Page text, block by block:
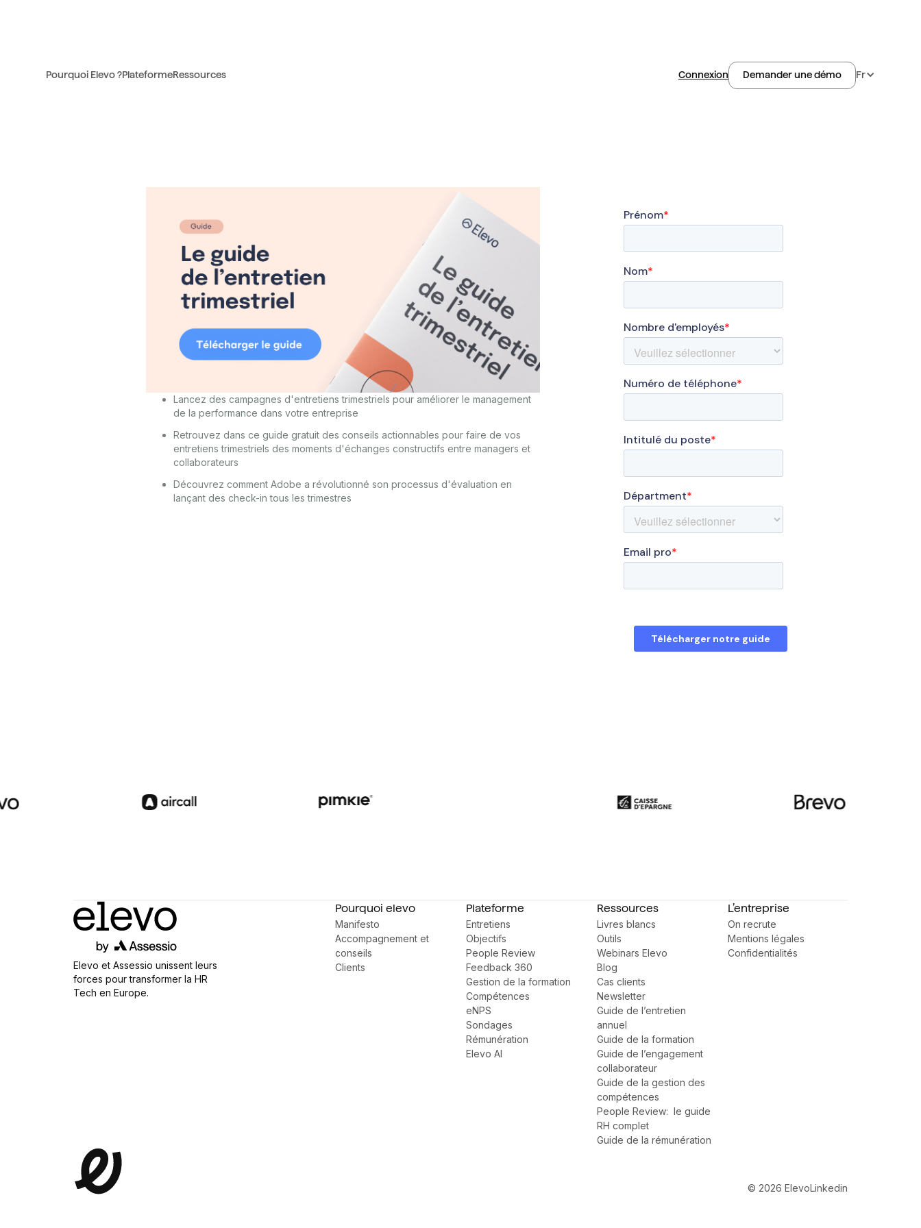
Pourquoi Elevo ?PlateformeRessources Connexion Demander une démo Fr
Lancez des campagnes d'entretiens trimestriels pour améliorer le management
de la performance dans votre entreprise
Retrouvez dans ce guide gratuit des conseils actionnables pour faire de vos
entretiens trimestriels des moments d'échanges constructifs entre managers et
collaborateurs
Découvrez comment Adobe a révolutionné son processus d'évaluation en
lançant des check-in tous les trimestres
Elevo et Assessio unissent leurs
forces pour transformer la HR
Tech en Europe.
Pourquoi elevo
Manifesto
Accompagnement et
conseils
Clients
Plateforme
Entretiens
Objectifs
People Review
Feedback 360
Gestion de la formation
Compétences
eNPS
Sondages
Rémunération
Elevo AI
Ressources
Livres blancs
Outils
Webinars Elevo
Blog
Cas clients
Newsletter
Guide de l’entretien
annuel
Guide de la formation
Guide de l’engagement
collaborateur
Guide de la gestion des
compétences
People Review: le guide
RH complet
Guide de la rémunération
L’entreprise
On recrute
Mentions légales
Confidentialités
© 2026 ElevoLinkedin